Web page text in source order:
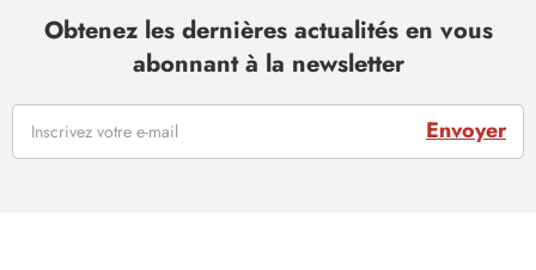
Obtenez les dernières actualités en vous
abonnant à la newsletter
Envoyer